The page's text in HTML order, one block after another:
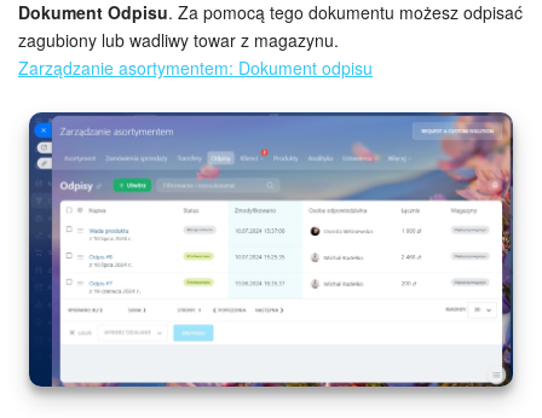
Dokument Odpisu. Za pomocą tego dokumentu możesz odpisać
zagubiony lub wadliwy towar z magazynu.
Zarządzanie asortymentem: Dokument odpisu